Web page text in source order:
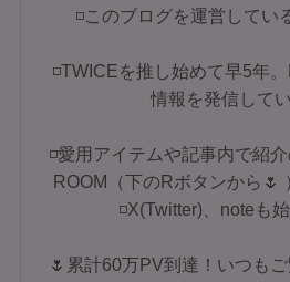
◽このブログを運営してい
◽TWICEを推し始めて早5年
情報を発信して
◽愛用アイテムや記事内で紹
ROOM（下のRボタンから🌷
◽X(Twitter)、noteも
🌷累計60万PV到達！いつも